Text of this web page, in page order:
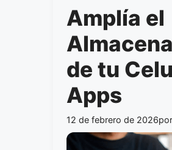
Amplía el
de tu
Apps
12 de febrero de 2026por